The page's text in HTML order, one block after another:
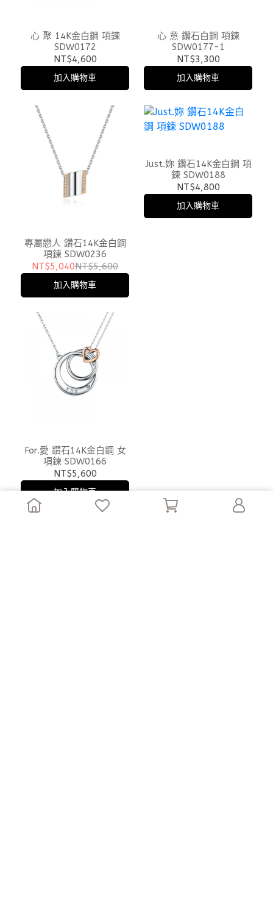
心 聚 14K金白鋼 項鍊
SDW0172
NT$4,600
加入購物車
心 意 鑽石白鋼 項鍊
SDW0177-1
NT$3,300
加入購物車
專屬戀人 鑽石14K金白鋼
項鍊 SDW0236
NT$5,040NT$5,600
加入購物車
Just.妳 鑽石14K金白鋼 項
鍊 SDW0188
NT$4,800
加入購物車
For.愛 鑽石14K金白鋼 女
項鍊 SDW0166
NT$5,600
加入購物車